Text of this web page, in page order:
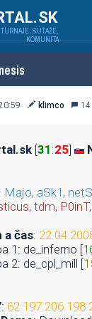
SÚŤAŽE,
KOMUNITA
klimco 14
[31 :25]
Majo, aSk1,
tdm,
a čas:
1: de_inferno [
2: de_cpl_mill [
: